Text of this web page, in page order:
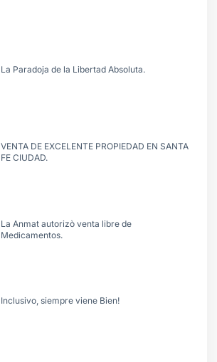
La Paradoja de la Libertad Absoluta.
VENTA DE EXCELENTE PROPIEDAD EN SANTA
FE CIUDAD.
La Anmat autorizò venta libre de
Medicamentos.
Inclusivo, siempre viene Bien!